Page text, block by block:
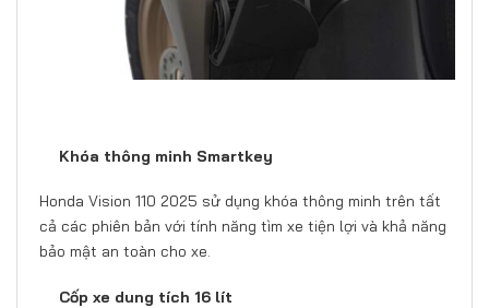
Khóa thông minh Smartkey
Honda Vision 110 2025 sử dụng khóa thông minh trên tất
cả các phiên bản với tính năng tìm xe tiện lợi và khả năng
bảo mật an toàn cho xe.
Cốp xe dung tích 16 lít